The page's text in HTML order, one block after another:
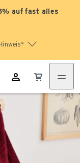
auf fast alles